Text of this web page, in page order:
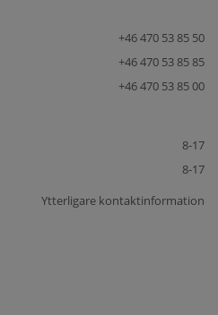
+46 470 53 85 50
+46 470 53 85 85
+46 470 53 85 00
8-17
8-17
Ytterligare kontaktinformation